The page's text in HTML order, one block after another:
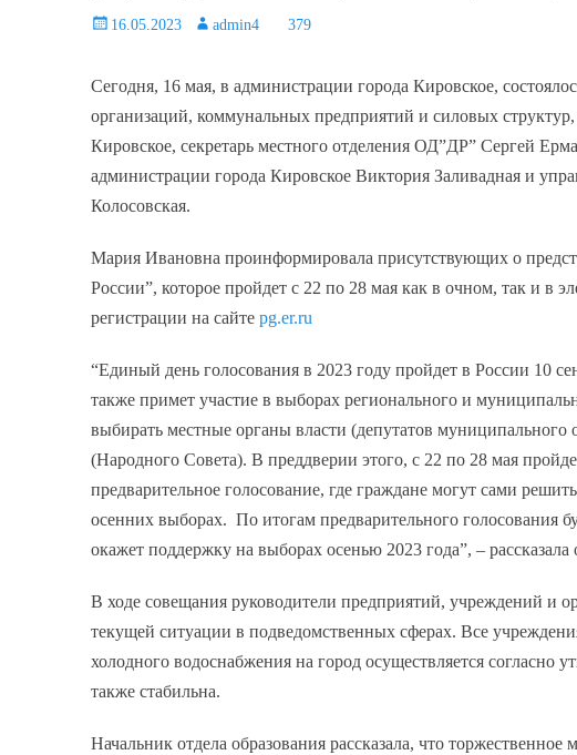
Posted16.05.2023 Author
admin4 379
Сегодня, 16 мая, в администрации города Кировское,
организаций, коммунальных предприятий и силовых
Кировское, секретарь местного отделения ОД”ДР” Сергей
администрации города Кировское Виктория Заливадная и
Колосовская.
Мария Ивановна проинформировала присутствующих о
России”, которое пройдет с 22 по 28 мая как в очном, так и в
регистрации на сайте pg.er.ru
“Единый день голосования в 2023 году пройдет в России 10
также примет участие в выборах регионального и
выбирать местные органы власти (депутатов муниципального
(Народного Совета). В преддверии этого, с 22 по 28 мая
предварительное голосование, где граждане могут сами
осенних выборах. По итогам предварительного голосования
окажет поддержку на выборах осенью 2023 года”, – рассказала
В ходе совещания руководители предприятий, учреждений и
текущей ситуации в подведомственных сферах. Все
холодного водоснабжения на город осуществляется согласно
также стабильна.
Начальник отдела образования рассказала, что